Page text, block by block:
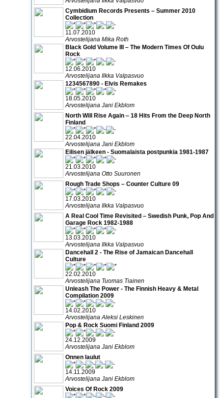
Cymbidium Records Presents – Summer 2010
Collection
11.07.2010
Arvostelijana Mika Roth
Black Gold Volume III – The Modern Times Of Oulu
Rock
12.06.2010
Arvostelijana Ilkka Valpasvuo
1234567890 - Elvis Remakes
18.05.2010
Arvostelijana Jani Ekblom
North Will Rise Again ‒ 18 Hits From the Deep North
Finland
22.04.2010
Arvostelijana Jani Ekblom
Eilisen jälkeen - Suomalaista postpunkia 1981-1987
21.03.2010
Arvostelijana Otto Suuronen
Rough Trade Shops – Counter Culture 09
17.03.2010
Arvostelijana Ilkka Valpasvuo
A Real Cool Time Revisited – Swedish Punk, Pop And
Garage Rock 1982-1988
13.03.2010
Arvostelijana Ilkka Valpasvuo
Dancehall 2 - The Rise of Jamaican Dancehall
Culture
22.02.2010
Arvostelijana Tuomas Tiainen
Unleash The Power - The Finnish Heavy & Metal
Compilation 2009
14.02.2010
Arvostelijana Aleksi Leskinen
Pop & Rock Suomi Finland 2009
24.12.2009
Arvostelijana Jani Ekblom
Onnen laulut
14.11.2009
Arvostelijana Jani Ekblom
Voices Of Rock 2009